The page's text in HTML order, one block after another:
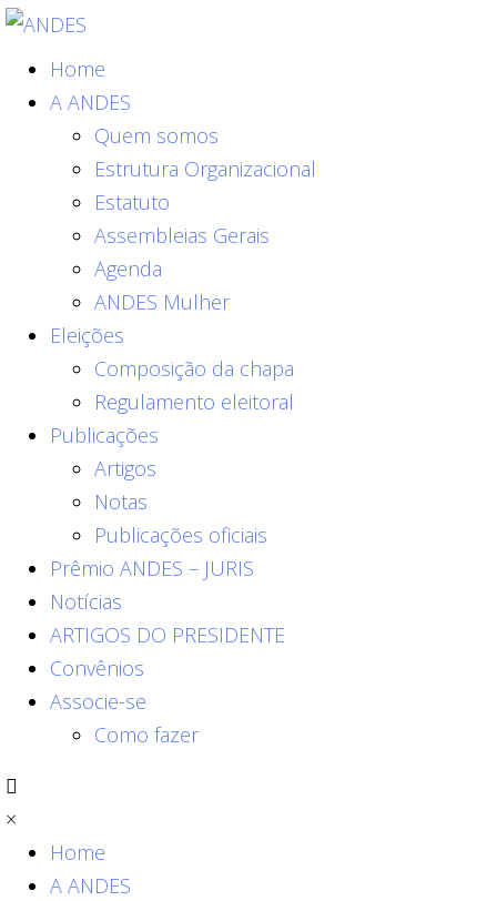
Home
A ANDES
Quem somos
Estrutura Organizacional
Estatuto
Assembleias Gerais
Agenda
ANDES Mulher
Eleições
Composição da chapa
Regulamento eleitoral
Publicações
Artigos
Notas
Publicações oficiais
Prêmio ANDES – JURIS
Notícias
ARTIGOS DO PRESIDENTE
Convênios
Associe-se
Como fazer
×
Home
A ANDES